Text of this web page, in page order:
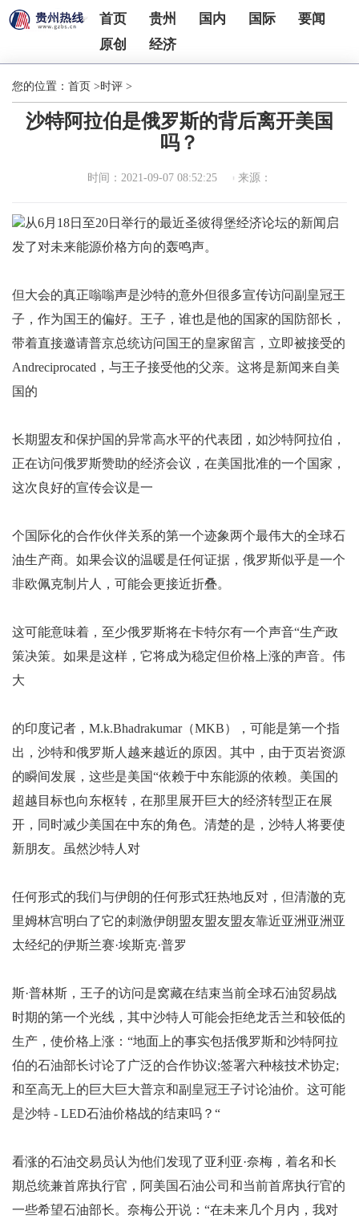
首页 贵州 国内 国际
要闻
原创
经济
您的位置： 首页 >时评 >
沙特阿拉伯是俄罗斯的背后离开美国
吗？
时间：2021-09-07 08:52:25 来源：
从6月18日至20日举行的最近圣彼得堡经济论坛的新闻启
发了对未来能源价格方向的轰鸣声。
但大会的真正嗡嗡声是沙特的意外但很多宣传访问副皇冠王
子，作为国王的偏好。王子，谁也是他的国家的国防部长，
带着直接邀请普京总统访问国王的皇家留言，立即被接受的
Andreciprocated，与王子接受他的父亲。这将是新闻来自美
国的
长期盟友和保护国的异常高水平的代表团，如沙特阿拉伯，
正在访问俄罗斯赞助的经济会议，在美国批准的一个国家，
这次良好的宣传会议是一
个国际化的合作伙伴关系的第一个迹象两个最伟大的全球石
油生产商。如果会议的温暖是任何证据，俄罗斯似乎是一个
非欧佩克制片人，可能会更接近折叠。
这可能意味着，至少俄罗斯将在卡特尔有一个声音“生产政
策决策。如果是这样，它将成为稳定但价格上涨的声音。伟
大
的印度记者，M.k.Bhadrakumar（MKB），可能是第一个指
出，沙特和俄罗斯人越来越近的原因。其中，由于页岩资源
的瞬间发展，这些是美国“依赖于中东能源的依赖。美国的
超越目标也向东枢转，在那里展开巨大的经济转型正在展
开，同时减少美国在中东的角色。清楚的是，沙特人将要使
新朋友。虽然沙特人对
任何形式的我们与伊朗的任何形式狂热地反对，但清澈的克
里姆林宫明白了它的刺激伊朗盟友盟友盟友靠近亚洲亚洲亚
太经纪的伊斯兰赛·埃斯克·普罗
斯·普林斯，王子的访问是窝藏在结束当前全球石油贸易战
时期的第一个光线，其中沙特人可能会拒绝龙舌兰和较低的
生产，使价格上涨：“地面上的事实包括俄罗斯和沙特阿拉
伯的石油部长讨论了广泛的合作协议;签署六种核技术协定;
和至高无上的巨大巨大普京和副皇冠王子讨论油价。这可能
是沙特 - LED石油价格战的结束吗？“
看涨的石油交易员认为他们发现了亚利亚·奈梅，着名和长
期总统兼首席执行官，阿美国石油公司和当前首席执行官的
一些希望石油部长。奈梅公开说：“在未来几个月内，我对